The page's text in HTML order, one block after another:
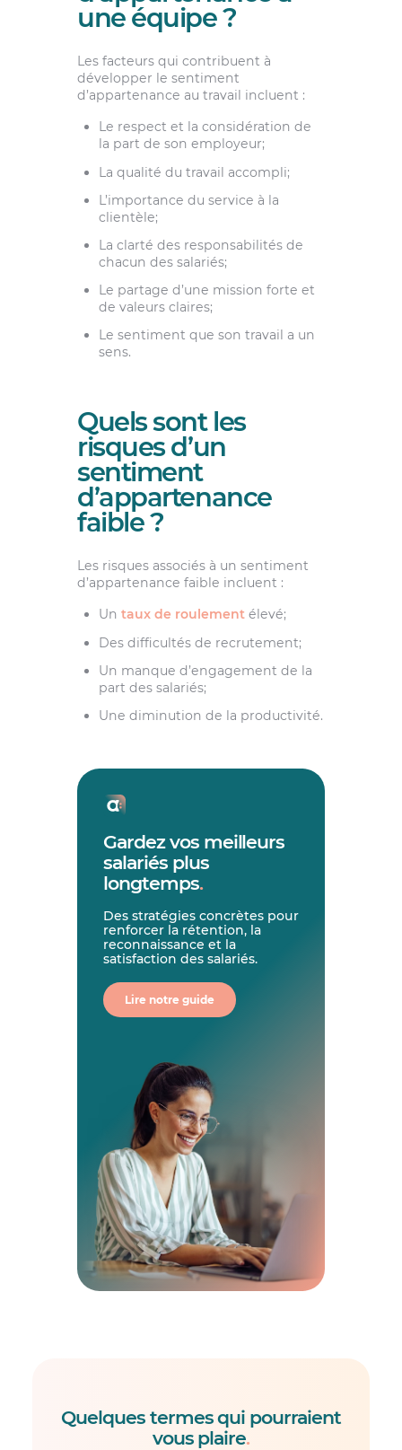
une équipe ?
Les facteurs qui contribuent à
développer le sentiment
d’appartenance au travail incluent :
Le respect et la considération de
la part de son employeur;
La qualité du travail accompli;
L’importance du service à la
clientèle;
La clarté des responsabilités de
chacun des salariés;
Le partage d’une mission forte et
de valeurs claires;
Le sentiment que son travail a un
sens.
Quels sont les
risques d’un
sentiment
d’appartenance
faible ?
Les risques associés à un sentiment
d’appartenance faible incluent :
Un taux de roulementélevé;
Des difficultés de recrutement;
Un manque d’engagement de la
part des salariés;
Une diminution de la productivité.
Gardez vos meilleurs
salariés plus
longtemps.
Des stratégies concrètes pour
renforcer la rétention, la
reconnaissance et la
satisfaction des salariés.
Lire notre guide
Quelques termes qui pourraient
vous plaire.